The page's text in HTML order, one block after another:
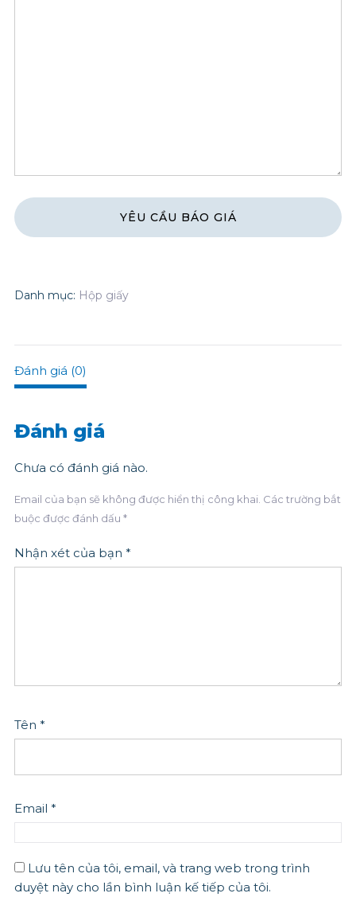
Danh mục: Hộp giấy
Đánh giá (0)
Đánh giá
Chưa có đánh giá nào.
Email của bạn sẽ không được hiển thị công khai. Các trường bắt
buộc được đánh dấu *
Nhận xét của bạn *
Tên *
Email *
Lưu tên của tôi, email, và trang web trong trình
duyệt này cho lần bình luận kế tiếp của tôi.